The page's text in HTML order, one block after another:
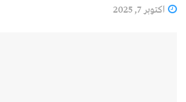
اکتوبر 7, 2025